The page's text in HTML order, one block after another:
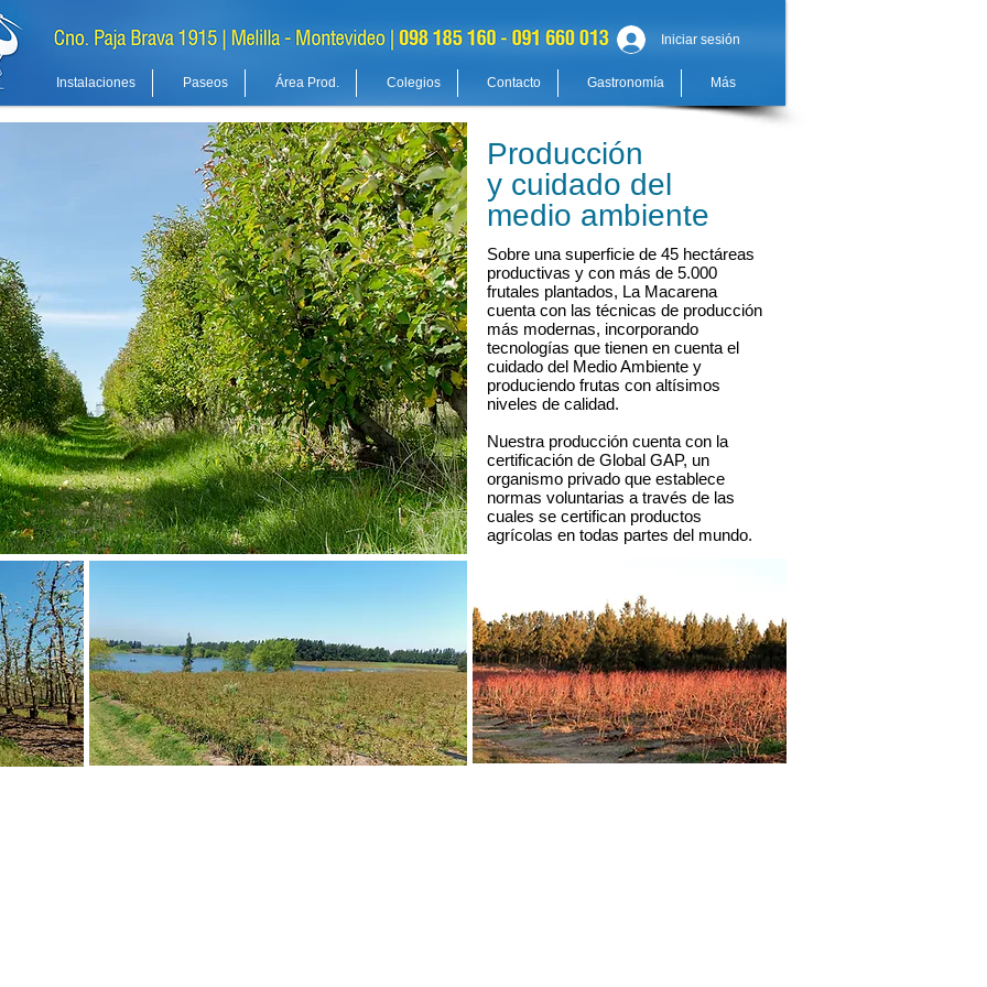
Instalaciones Paseos Área Prod. Colegios Contacto Gastronomía Más
Iniciar sesión
Producción
y cuidado del
medio ambiente
Sobre una superficie de 45 hectáreas
productivas y con más de 5.000
frutales plantados, La Macarena
cuenta con las técnicas de producción
más modernas, incorporando
tecnologías que tienen en cuenta el
cuidado del Medio Ambiente y
produciendo frutas con altísimos
niveles de calidad.
Nuestra producción cuenta con la
certificación de Global GAP, un
organismo privado que establece
normas voluntarias a través de las
cuales se certifican productos
agrícolas en todas partes del mundo.